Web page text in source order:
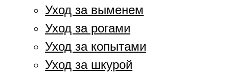
Уход за выменем
Уход за рогами
Уход за копытами
Уход за шкурой